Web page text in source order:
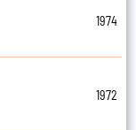
1974
1972